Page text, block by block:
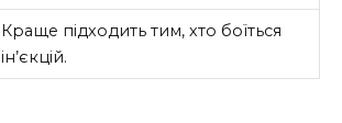
Краще підходить тим, хто боїться
ін’єкцій.